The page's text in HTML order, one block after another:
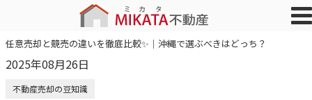
任意売却と競売の違いを徹底比較✨｜沖縄で選ぶべきはどっち？
2025年08月26日
不動産売却の豆知識